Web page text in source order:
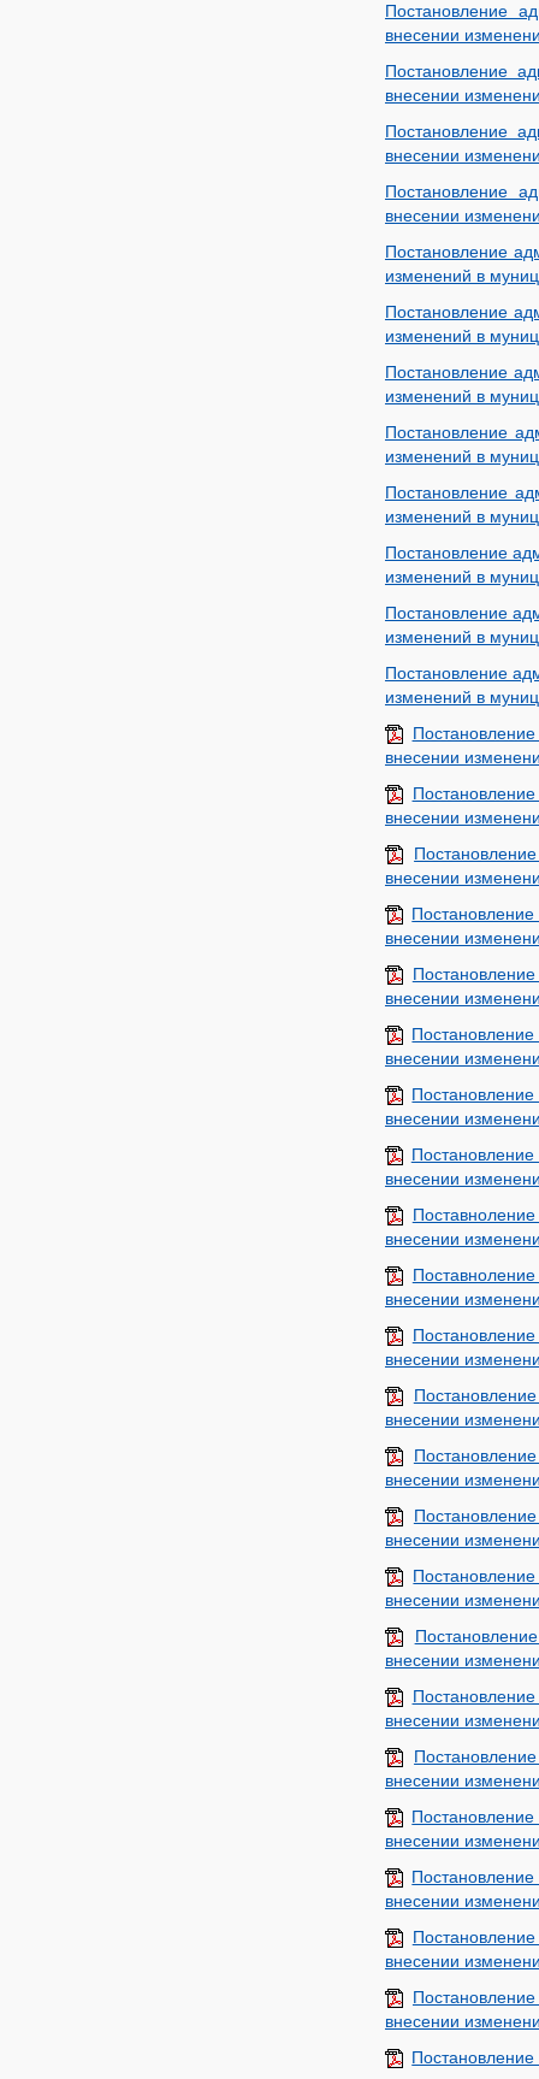
Постановление
внесении
Постановление
внесении
Постановление
внесении
Постановление
внесении
Постановление
изменений в
Постановление
изменений в
Постановление
изменений в
Постановление
изменений в
Постановление
изменений в
Постановление
изменений в
Постановление
изменений в
Постановление
изменений в
внесении
внесении
внесении
внесении
внесении
внесении
внесении
внесении
внесении
внесении
внесении
внесении
внесении
внесении
внесении
внесении
внесении
внесении
внесении
внесении
внесении
внесении